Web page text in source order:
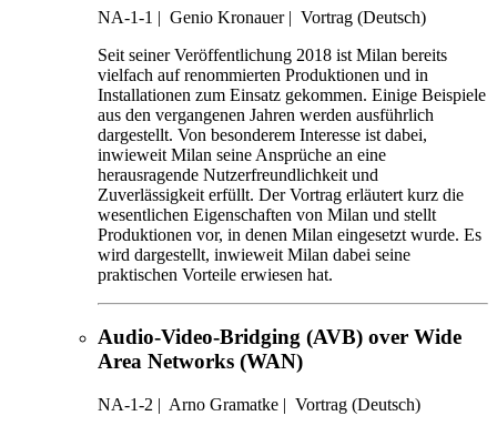
NA-1-1 | Genio Kronauer | Vortrag (Deutsch)
Seit seiner Veröffentlichung 2018 ist Milan bereits
vielfach auf renommierten Produktionen und in
Installationen zum Einsatz gekommen. Einige Beispiele
aus den vergangenen Jahren werden ausführlich
dargestellt. Von besonderem Interesse ist dabei,
inwieweit Milan seine Ansprüche an eine
herausragende Nutzerfreundlichkeit und
Zuverlässigkeit erfüllt. Der Vortrag erläutert kurz die
wesentlichen Eigenschaften von Milan und stellt
Produktionen vor, in denen Milan eingesetzt wurde. Es
wird dargestellt, inwieweit Milan dabei seine
praktischen Vorteile erwiesen hat.
Audio-Video-Bridging (AVB) over Wide
Area Networks (WAN)
NA-1-2 | Arno Gramatke | Vortrag (Deutsch)